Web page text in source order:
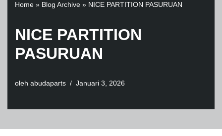
Home » Blog Archive » NICE PARTITION PASURUAN
NICE PARTITION
PASURUAN
oleh abudaparts Januari 3, 2026